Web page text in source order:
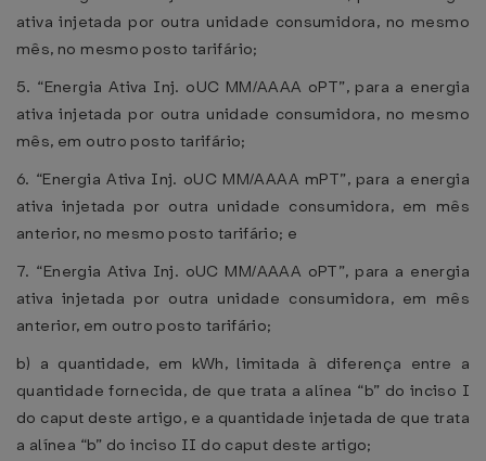
ativa injetada por outra unidade consumidora, no mesmo
mês, no mesmo posto tarifário;
5. “Energia Ativa Inj. oUC MM/AAAA oPT”, para a energia
ativa injetada por outra unidade consumidora, no mesmo
mês, em outro posto tarifário;
6. “Energia Ativa Inj. oUC MM/AAAA mPT”, para a energia
ativa injetada por outra unidade consumidora, em mês
anterior, no mesmo posto tarifário; e
7. “Energia Ativa Inj. oUC MM/AAAA oPT”, para a energia
ativa injetada por outra unidade consumidora, em mês
anterior, em outro posto tarifário;
b) a quantidade, em kWh, limitada à diferença entre a
quantidade fornecida, de que trata a alínea “b” do inciso I
do caput deste artigo, e a quantidade injetada de que trata
a alínea “b” do inciso II do caput deste artigo;